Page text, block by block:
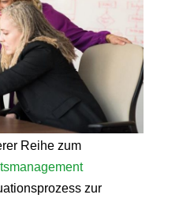
Reihe zum
zur